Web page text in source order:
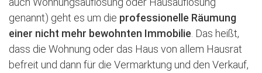
genannt) geht es um die professionelle Räumung
einer nicht mehr bewohnten Immobilie . Das heißt,
dass die Wohnung oder das Haus von allem Hausrat
befreit und dann für die Vermarktung und den Verkauf,